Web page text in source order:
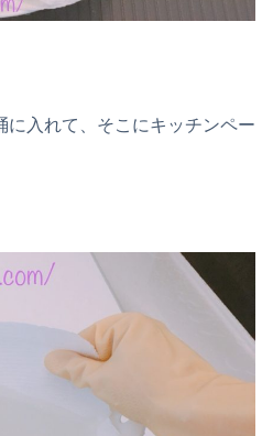
に入れて、そこにキッチンペー